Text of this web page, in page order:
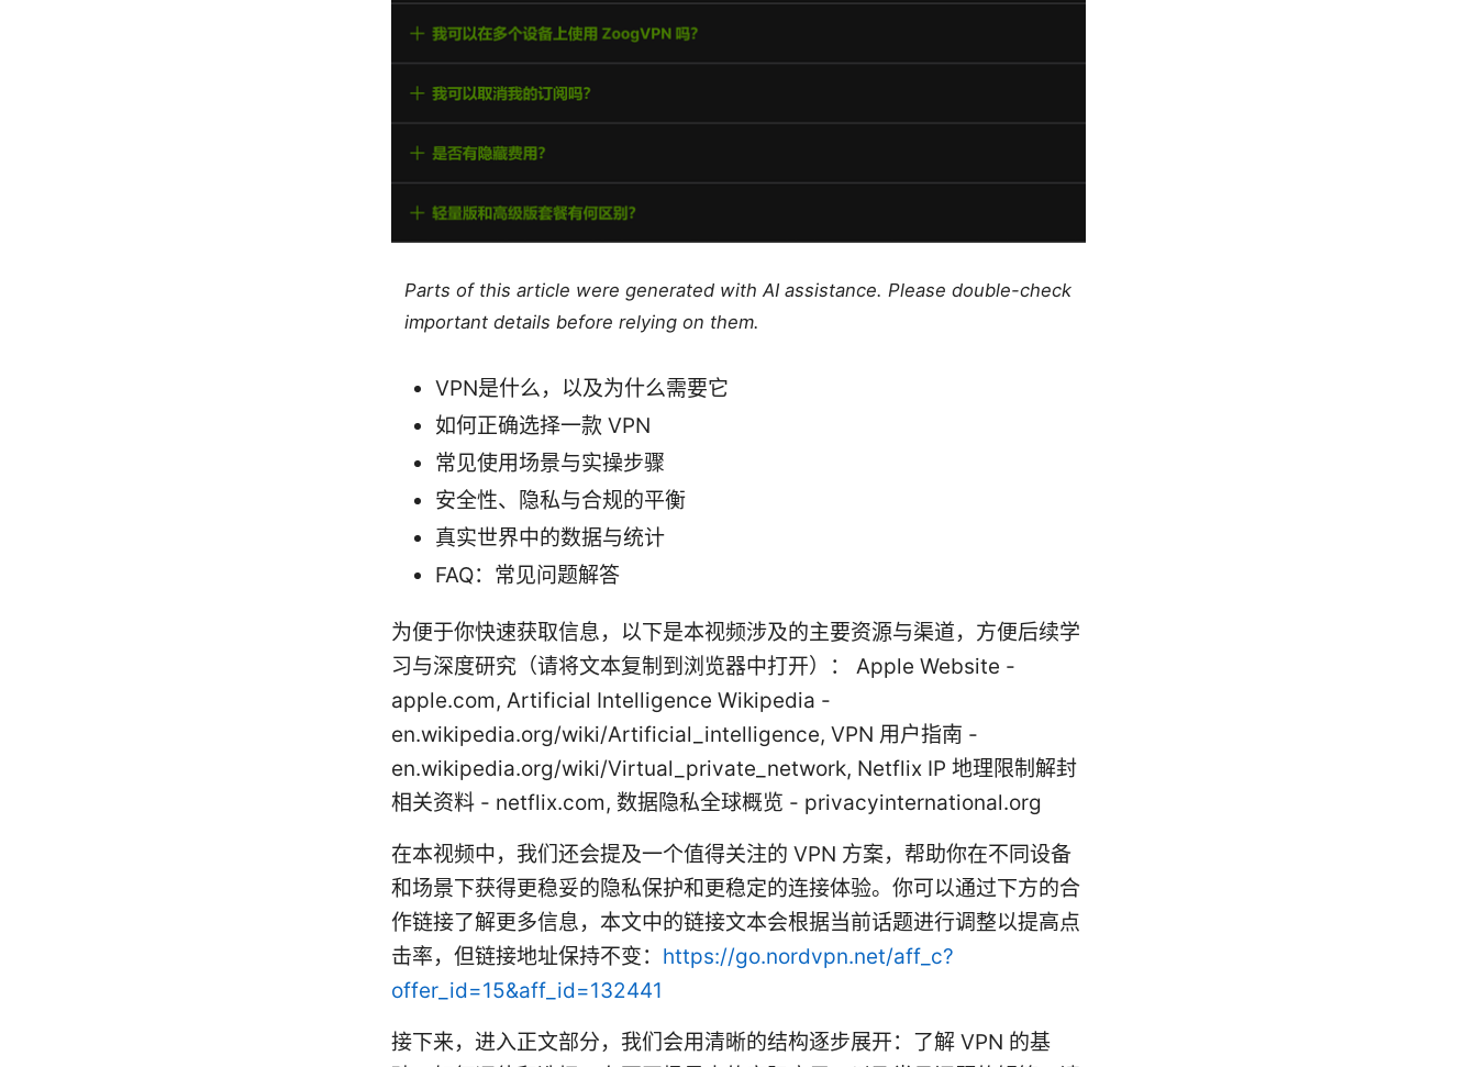
Parts of this article were generated with AI assistance. Please double-check
important details before relying on them.
VPN是什么，以及为什么需要它
如何正确选择一款 VPN
常见使用场景与实操步骤
安全性、隐私与合规的平衡
真实世界中的数据与统计
FAQ：常见问题解答
为便于你快速获取信息，以下是本视频涉及的主要资源与渠道，方便后续学
习与深度研究（请将文本复制到浏览器中打开）： Apple Website -
apple.com, Artificial Intelligence Wikipedia -
en.wikipedia.org/wiki/Artificial_intelligence, VPN 用户指南 -
en.wikipedia.org/wiki/Virtual_private_network, Netflix IP 地理限制解封
相关资料 - netflix.com, 数据隐私全球概览 - privacyinternational.org
在本视频中，我们还会提及一个值得关注的 VPN 方案，帮助你在不同设备
和场景下获得更稳妥的隐私保护和更稳定的连接体验。你可以通过下方的合
作链接了解更多信息，本文中的链接文本会根据当前话题进行调整以提高点
击率，但链接地址保持不变： https://go.nordvpn.net/aff_c?
offer_id=15&aff_id=132441
接下来，进入正文部分，我们会用清晰的结构逐步展开：了解 VPN 的基